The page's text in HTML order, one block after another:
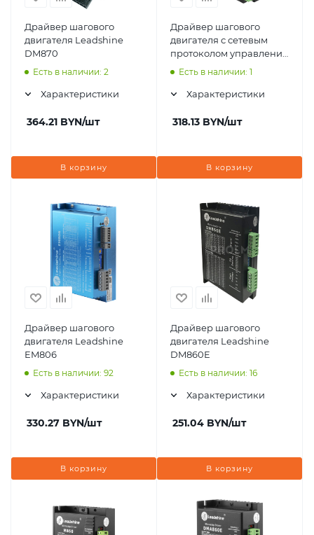
Драйвер шагового
двигателя Leadshine
DM870
Есть в наличии: 2
Характеристики
364.21 BYN/шт
В корзину
Драйвер шагового
двигателя с сетевым
протоколом управления
Leadshine EM522-CAN
Есть в наличии: 1
Характеристики
318.13 BYN/шт
В корзину
Драйвер шагового
двигателя Leadshine
EM806
Есть в наличии: 92
Характеристики
330.27 BYN/шт
В корзину
Драйвер шагового
двигателя Leadshine
DM860E
Есть в наличии: 16
Характеристики
251.04 BYN/шт
В корзину